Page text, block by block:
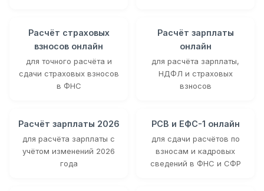
Расчёт страховых
взносов онлайн
для точного расчёта и
сдачи страховых взносов
в ФНС
Расчёт зарплаты
онлайн
для расчёта зарплаты,
НДФЛ и страховых
взносов
Расчёт зарплаты 2026
для расчёта зарплаты с
учётом изменений 2026
года
РСВ и ЕФС-1 онлайн
для сдачи расчётов по
взносам и кадровых
сведений в ФНС и СФР